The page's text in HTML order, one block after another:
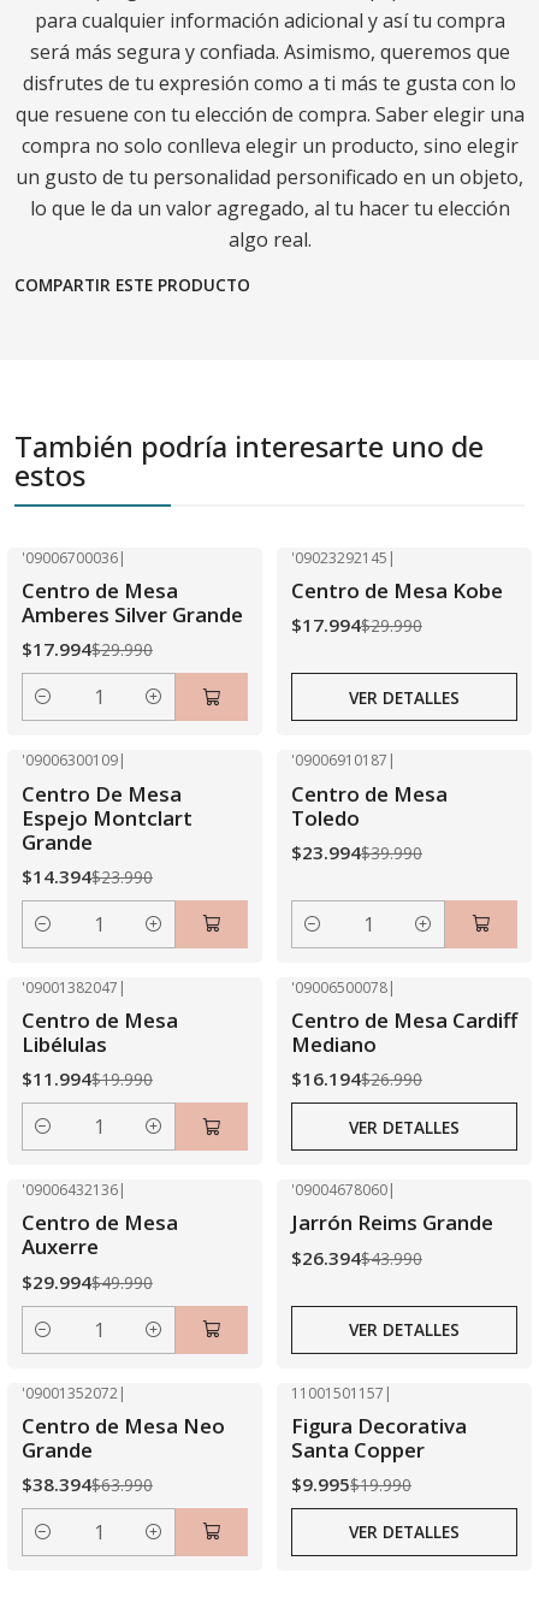
para cualquier información adicional y así tu compra
será más segura y confiada. Asimismo, queremos que
disfrutes de tu expresión como a ti más te gusta con lo
que resuene con tu elección de compra. Saber elegir una
compra no solo conlleva elegir un producto, sino elegir
un gusto de tu personalidad personificado en un objeto,
lo que le da un valor agregado, al tu hacer tu elección
algo real.
COMPARTIR ESTE PRODUCTO
También podría interesarte uno de
estos
'09006700036|
Centro de Mesa
Amberes Silver Grande
$17.994$29.990
Cantidad
'09023292145 |
Centro de Mesa Kobe
$17.994$29.990
VER DETALLES
'09006300109|
Centro De Mesa
Espejo Montclart
Grande
$14.394$23.990
Cantidad
'09006910187 |
Centro de Mesa
Toledo
$23.994$39.990
Cantidad
'09001382047 |
Centro de Mesa
Libélulas
$11.994$19.990
Cantidad
Agotado
'09006500078|
Centro de Mesa Cardiff
Mediano
$16.194$26.990
VER DETALLES
'09006432136|
Centro de Mesa
Auxerre
$29.994$49.990
Cantidad
'09004678060|
Jarrón Reims Grande
$26.394$43.990
VER DETALLES
'09001352072|
Centro de Mesa Neo
Grande
$38.394$63.990
Cantidad
Agotado
11001501157 |
Figura Decorativa
Santa Copper
$9.995$19.990
VER DETALLES